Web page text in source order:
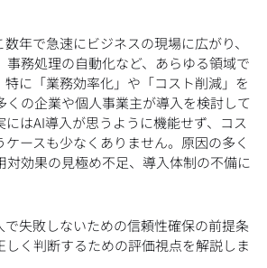
年で急速にビジネスの現場に広がり、
事務処理の自動化など、あらゆる領域で
特に「業務効率化」や「コスト削減」を
くの企業や個人事業主が導入を検討して
にはAI導入が思うように機能せず、コス
ケースも少なくありません。原因の多く
対効果の見極め不足、導入体制の不備に
で失敗しないための信頼性確保の前提条
しく判断するための評価視点を解説しま